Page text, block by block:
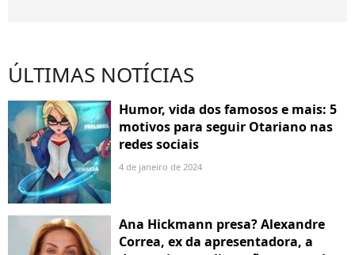
ÚLTIMAS NOTÍCIAS
Humor, vida dos famosos e mais: 5
motivos para seguir Otariano nas
redes sociais
4 de janeiro de 2024
Ana Hickmann presa? Alexandre
Correa, ex da apresentadora, a